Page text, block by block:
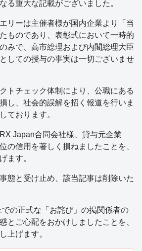
る重大な記載がございました。
リーは主催者様が国内企業より「当
ものであり、表彰式において一時的
みで、高市総理および内閣総理大臣
しての授与の事実は一切ございませ
トチェック体制により、公職にある
し、社会的誤解を招く報道を行いま
ております。
Japan合同会社様、貸与元企業
の信用を著しく損ねましたことを、
ます。
態と受け止め、該当記事は削除いた
の正式な「お詫び」の掲関係者の
とご心配をおかけしましたことを、
上げます。